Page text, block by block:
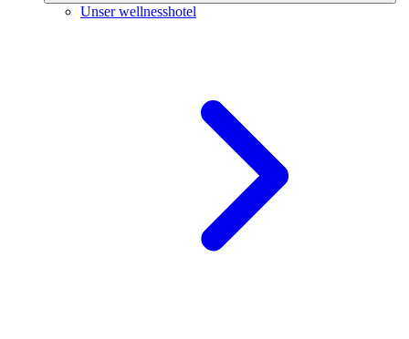
Unser wellnesshotel